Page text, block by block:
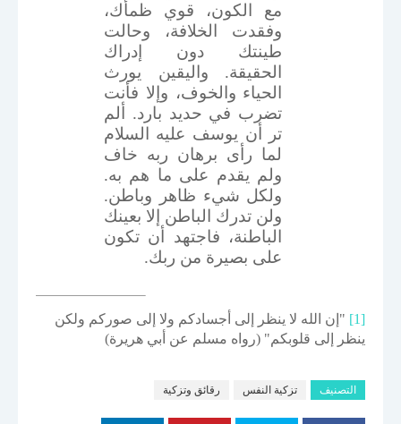
مع الكون، قوي ظمأك،
وفقدت الخلافة، وحالت
طينتك دون إدراك
الحقيقة. واليقين يورث
الحياء والخوف، وإلا فأنت
تضرب في حديد بارد. ألم
تر أن يوسف عليه السلام
لما رأى برهان ربه خاف
ولم يقدم على ما هم به.
ولكل شيء ظاهر وباطن.
ولن تدرك الباطن إلا بعينك
الباطنة، فاجتهد أن تكون
على بصيرة من ربك.
[1] "إن الله لا ينظر إلى أجسادكم ولا إلى صوركم ولكن
ينظر إلى قلوبكم" (رواه مسلم عن أبي هريرة)
التصنيف تزكية النفس رقائق وتزكية